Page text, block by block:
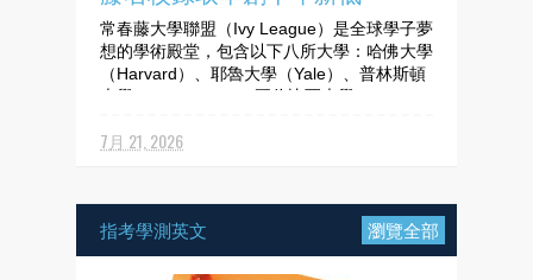
常春藤大學聯盟（Ivy League）是全球學子夢
想的學術殿堂，包含以下八所大學：哈佛大學
（Harvard）、耶魯大學（Yale）、普林斯頓
大學（Princeton）、哥倫比亞大學
茅斯學院（Dartmouth）、布朗大學（Brow...
7月 21, 2026
指考學測英文 瀏覽全部